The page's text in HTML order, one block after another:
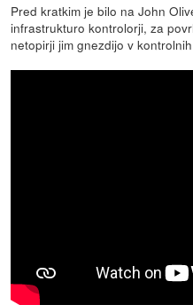
Pred kratkim je bilo na John
infrastrukturo kontrolorji, za
netopirji jim gnezdijo v